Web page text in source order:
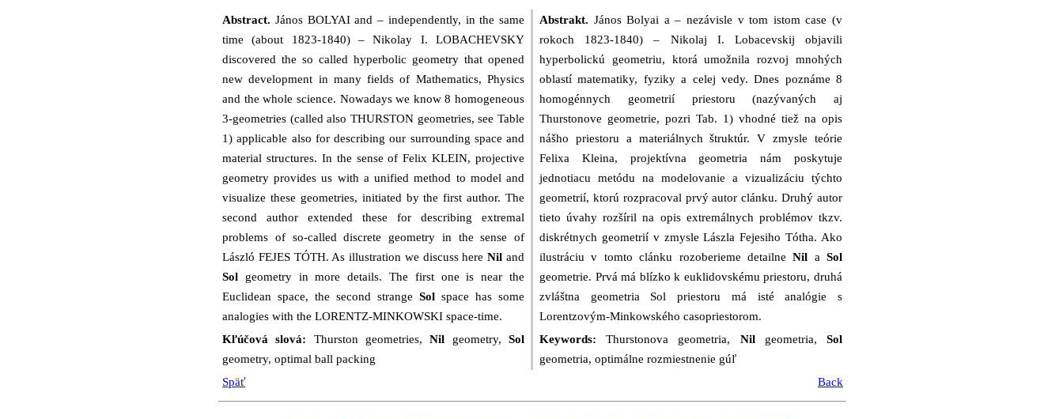
Abstract. János BOLYAI and – independently, in the same
time (about 1823-1840) – Nikolay I. LOBACHEVSKY
discovered the so called hyperbolic geometry that opened
new development in many fields of Mathematics, Physics
and the whole science. Nowadays we know 8 homogeneous
3-geometries (called also THURSTON geometries, see Table
1) applicable also for describing our surrounding space and
material structures. In the sense of Felix KLEIN, projective
geometry provides us with a unified method to model and
visualize these geometries, initiated by the first author. The
second author extended these for describing extremal
problems of so-called discrete geometry in the sense of
László FEJES TÓTH. As illustration we discuss hereNil and
Sol geometry in more details. The first one is near the
Euclidean space, the second strange Sol space has some
analogies with the LORENTZ-MINKOWSKI space-time.
Abstrakt. János Bolyai a – nezávisle v tom istom case (v
rokoch 1823-1840) – Nikolaj I. Lobacevskij objavili
hyperbolickú geometriu, ktorá umožnila rozvoj mnohých
oblastí matematiky, fyziky a celej vedy. Dnes poznáme 8
homogénnych geometrií priestoru (nazývaných aj
Thurstonove geometrie, pozri Tab. 1) vhodné tiež na opis
nášho priestoru a materiálnych štruktúr. V zmysle teórie
Felixa Kleina, projektívna geometria nám poskytuje
jednotiacu metódu na modelovanie a vizualizáciu týchto
geometrií, ktorú rozpracoval prvý autor clánku. Druhý autor
tieto úvahy rozšíril na opis extremálnych problémov tkzv.
diskrétnych geometrií v zmysle Lászla Fejesiho Tótha. Ako
ilustráciu v tomto clánku rozoberieme detailneNil a Sol
geometrie. Prvá má blízko k euklidovskému priestoru, druhá
zvláštna geometria Sol priestoru má isté analógie s
Lorentzovým-Minkowského casopriestorom.
Kľúčová slová: Thurston geometries,Nil geometry,Sol
geometry, optimal ball packing
Keywords: Thurstonova geometria, Nilgeometria,Sol
geometria, optimálne rozmiestnenie gúľ
Späť
Back